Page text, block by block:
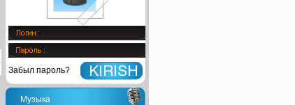
Забыл пароль?
Музыка